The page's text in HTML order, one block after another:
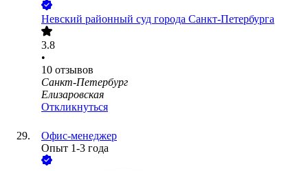
Невский районный суд города Санкт-Петербурга
3.8
•
10 отзывов
Санкт-Петербург
Елизаровская
Откликнуться
Офис-менеджер
Опыт 1-3 года